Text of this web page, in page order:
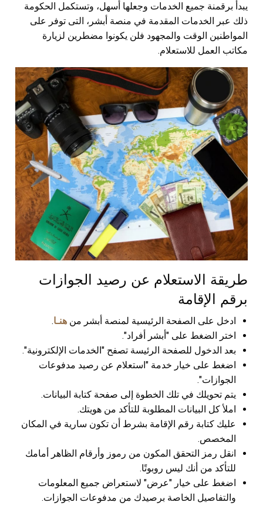
يبدأ برقمنة جميع الخدمات وجعلها أسهل، وتستكمل الحكومة
ذلك عبر الخدمات المقدمة في منصة أبشر، التى توفر على
المواطنين الوقت والمجهود فلن يكونوا مضطرين لزيارة
مكاتب العمل للاستعلام.
طريقة الاستعلام عن رصيد الجوازات
برقم الإقامة
ادخل على الصفحة الرئيسية لمنصة أبشر من هنـا.
اختر الضغط على "أبشر أفراد".
بعد الدخول للصفحة الرئيسة تصفح "الخدمات الإلكترونية".
اضغط على خيار خدمة "استعلام عن رصيد مدفوعات
الجوازات".
يتم تحويلك في تلك الخطوة إلى صفحة كتابة البيانات.
املأ كل البيانات المطلوبة للتأكد من هويتك.
عليك كتابة رقم الإقامة بشرط أن تكون سارية في المكان
المخصص.
انقل رمز التحقق المكون من رموز وأرقام الظاهر أمامك
للتأكد من أنك ليس روبوتًا.
اضغط على خيار "عرض" لاستعراض جميع المعلومات
والتفاصيل الخاصة برصيدك من مدفوعات الجوازات.